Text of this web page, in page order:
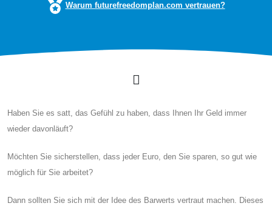
Warum futurefreedomplan.com vertrauen?
Haben Sie es satt, das Gefühl zu haben, dass Ihnen Ihr Geld immer
wieder davonläuft?
Möchten Sie sicherstellen, dass jeder Euro, den Sie sparen, so gut wie
möglich für Sie arbeitet?
Dann sollten Sie sich mit der Idee des Barwerts vertraut machen. Dieses